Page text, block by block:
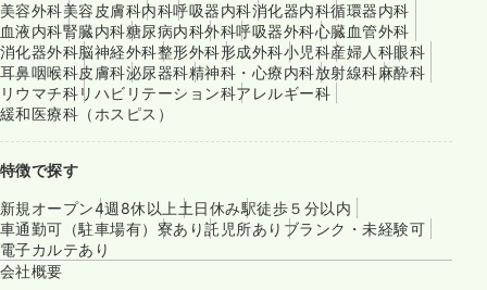
美容外科美容皮膚科内科呼吸器内科消化器内科循環器内科
血液内科腎臓内科糖尿病内科外科呼吸器外科心臓血管外科
消化器外科脳神経外科整形外科形成外科小児科産婦人科眼科
耳鼻咽喉科皮膚科泌尿器科精神科・心療内科放射線科麻酔科
リウマチ科リハビリテーション科アレルギー科
緩和医療科（ホスピス）
特徴で探す
新規オープン4週8休以上 土日休み駅徒歩５分以内
車通勤可（駐車場有） 寮あり託児所あり ブランク・未経験可
電子カルテあり
会社概要